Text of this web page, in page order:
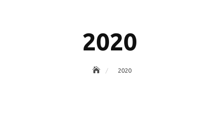
2020
2020